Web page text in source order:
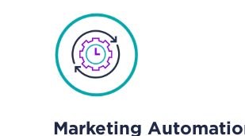
Marketing